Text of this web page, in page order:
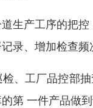
生产工序的把
录、增加检查
、工厂品控部
第 一件产品做